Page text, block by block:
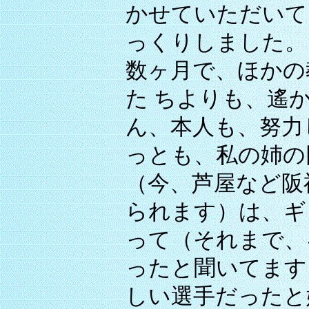
かせていただい
っくりしました
数ヶ月で、ほか
た ちよりも、遙
ん、本人も、努
っとも、私の姉
（今、芦屋など
られます）は、
って（それまで
ったと聞いてま
しい選手だった